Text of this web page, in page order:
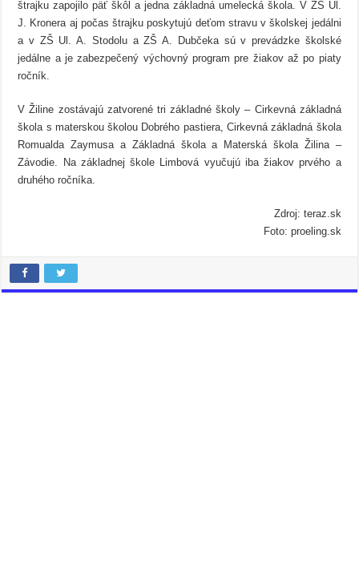
štrajku zapojilo päť škôl a jedna základná umelecká škola. V ZŠ Ul.
J. Kronera aj počas štrajku poskytujú deťom stravu v školskej jedálni
a v ZŠ Ul. A. Stodolu a ZŠ A. Dubčeka sú v prevádzke školské
jedálne a je zabezpečený výchovný program pre žiakov až po piaty
ročník.
V Žiline zostávajú zatvorené tri základné školy – Cirkevná základná
škola s materskou školou Dobrého pastiera, Cirkevná základná škola
Romualda Zaymusa a Základná škola a Materská škola Žilina –
Závodie. Na základnej škole Limbová vyučujú iba žiakov prvého a
druhého ročníka.
Zdroj: teraz.sk
Foto: proeling.sk